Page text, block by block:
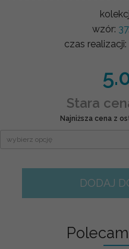
wzór:
czas realizacji:
Stara
Najniższa cena z
DODAJ